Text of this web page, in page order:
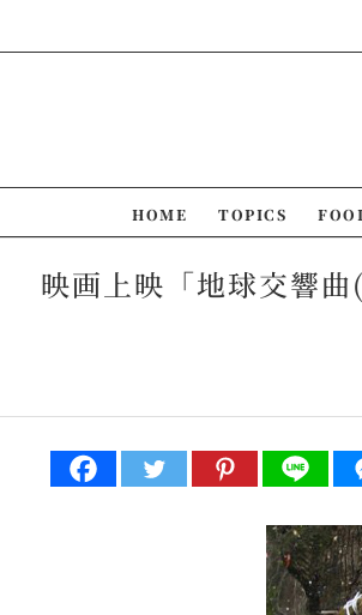
to
HOME TOPICS
映画上映「地球交響